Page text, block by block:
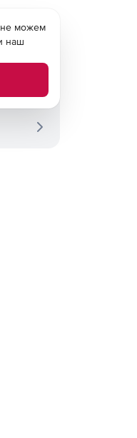
не можем
наш